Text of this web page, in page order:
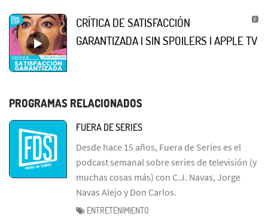
CRÍTICA DE SATISFACCIÓN
GARANTIZADA | SIN SPOILERS | APPLE TV
PROGRAMAS RELACIONADOS
FUERA DE SERIES
Desde hace 15 años, Fuera de Series es el
podcast semanal sobre series de televisión (y
muchas cosas más) con C.J. Navas, Jorge
Navas Alejo y Don Carlos.
ENTRETENIMIENTO